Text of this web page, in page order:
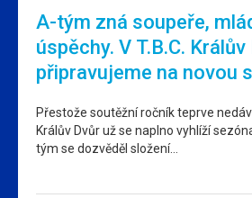
A-tým zná soupeře,
úspěchy. V T.B.C.
připravujeme na novou
Přestože soutěžní ročník teprve
Králův Dvůr už se naplno vyhlíží
tým se dozvěděl složení…